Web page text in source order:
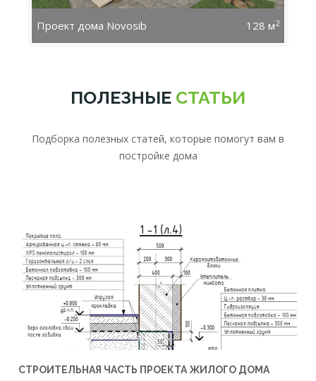
Проект дома Novosib 128 м2
ПОЛЕЗНЫЕ СТАТЬИ
Подборка полезных статей, которые помогут вам в
постройке дома
СТРОИТЕЛЬНАЯ ЧАСТЬ ПРОЕКТА ЖИЛОГО ДОМА